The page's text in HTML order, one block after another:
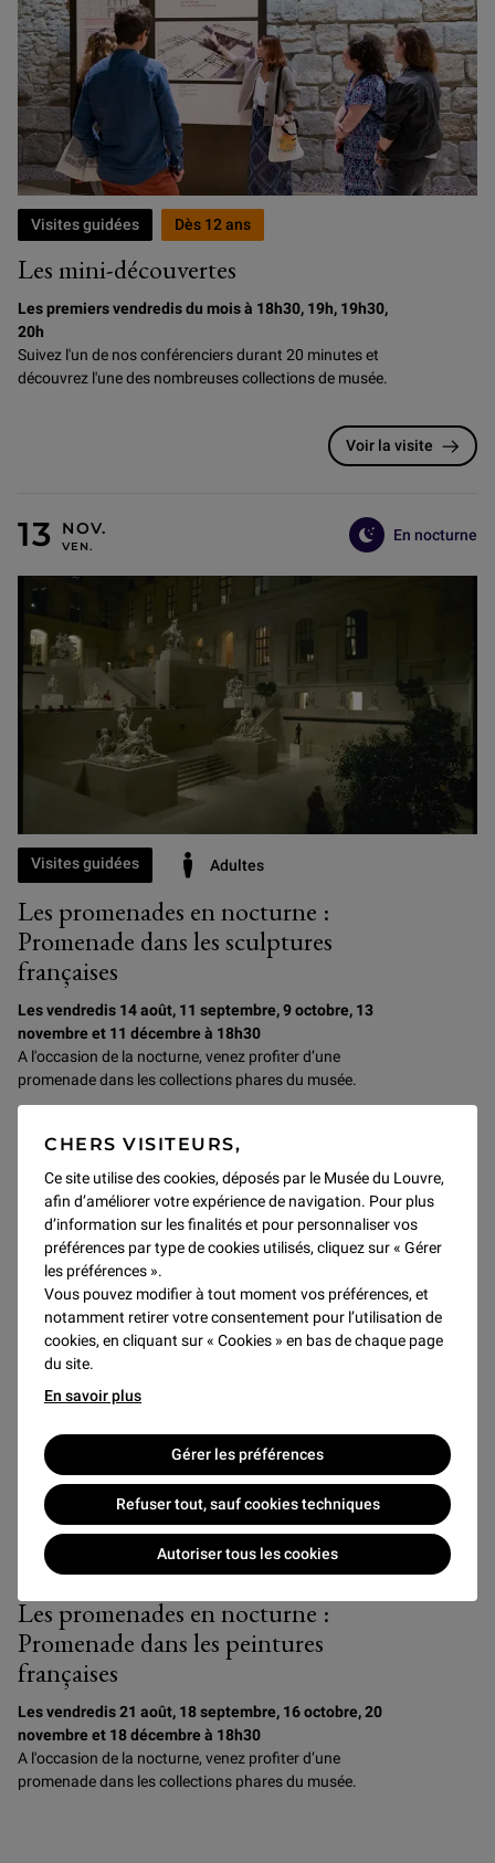
CHERS VISITEURS,
Ce site utilise des cookies, déposés par le Musée du Louvre,
afin d’améliorer votre expérience de navigation. Pour plus
d’information sur les finalités et pour personnaliser vos
préférences par type de cookies utilisés, cliquez sur « Gérer
les préférences ».
Vous pouvez modifier à tout moment vos préférences, et
notamment retirer votre consentement pour l’utilisation de
cookies, en cliquant sur « Cookies » en bas de chaque page
du site.
En savoir plus
Gérer les préférences
Refuser tout, sauf cookies techniques
Autoriser tous les cookies
Les mini-découvertes
Visites guidées Dès 12 ans
Les premiers vendredis du mois à 18h30, 19h, 19h30,
20h
Suivez l'un de nos conférenciers durant 20 minutes et
découvrez l'une des nombreuses collections de musée.
Voir la visite
En nocturne
Les promenades en nocturne :
Promenade dans les sculptures
françaises
Visites guidées Adultes
Les vendredis 14 août, 11 septembre, 9 octobre, 13
novembre et 11 décembre à 18h30
A l'occasion de la nocturne, venez profiter d’une
promenade dans les collections phares du musée.
VENDREDI 20 NOVEMBRE
En nocturne
Les promenades en nocturne :
Promenade dans les peintures
françaises
Visites guidées Adultes
Les vendredis 21 août, 18 septembre, 16 octobre, 20
novembre et 18 décembre à 18h30
A l'occasion de la nocturne, venez profiter d’une
promenade dans les collections phares du musée.